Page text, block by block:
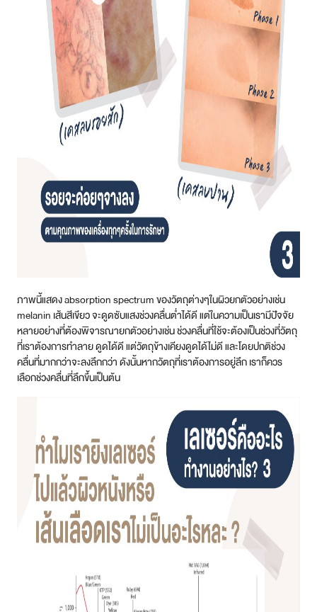
ภาพนี้แสดง absorption spectrum ของวัตถุต่างๆในผิวยกตัวอย่างเช่น
melanin เส้นสีเขียว จะดูดซับแสงช่วงคลื่นต่ำได้ดี แต่ในความเป็นเรามีปัจจัย
หลายอย่างที่ต้องพิจารณายกตัวอย่างเช่น ช่วงคลื่นที่ใช้จะต้องเป็นช่วงที่วัตถุ
ที่เราต้องการทำลาย ดูดได้ดี แต่วัตถุข้างเคียงดูดได้ไม่ดี และโดยปกติช่วง
คลื่นที่มากกว่าจะลงลึกกว่า ดังนั้นหากวัตถุที่เราต้องการอยู่ลึก เราก็ควร
เลือกช่วงคลื่นที่ลึกขึ้นเป็นต้น